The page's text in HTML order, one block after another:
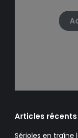
Articles récents
Sérioles en traîne